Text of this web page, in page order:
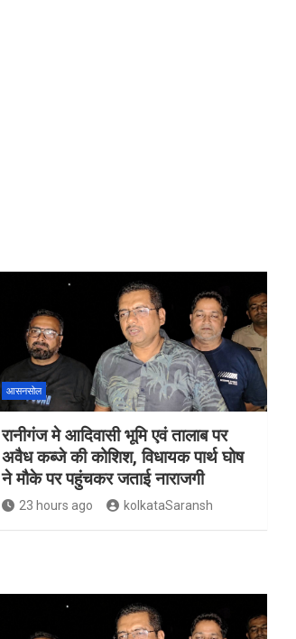
आसनसोल
रानीगंज मे आदिवासी भूमि एवं तालाब पर
अवैध कब्जे की कोशिश, विधायक पार्थ घोष
ने मौके पर पहुंचकर जताई नाराजगी
23 hours ago kolkataSaransh